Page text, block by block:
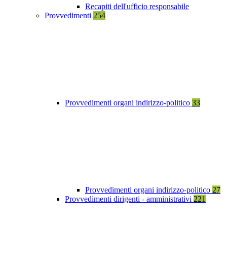
Recapiti dell'ufficio responsabile
Provvedimenti 254
Provvedimenti organi indirizzo-politico 33
Provvedimenti organi indirizzo-politico 27
Provvedimenti dirigenti - amministrativi 221